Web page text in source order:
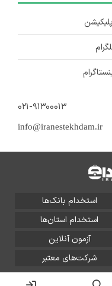
۰۲۱-۹۱۳۰۰۰۱۳
info@iranestekhdam.ir
استخدام بانک‌ها
استخدام استان‌ها
آزمون آنلاین
شرکت‌های معتبر
سیستم محفوظ است و هر